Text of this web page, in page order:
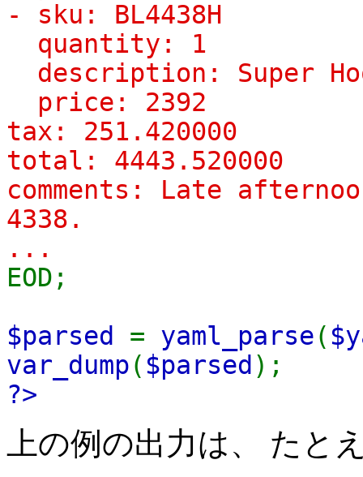
- sku: BL4438H
quantity: 1
description: Super
price: 2392
tax: 251.420000
total: 4443.520000
comments: Late
4338.
...
EOD;
$parsed = yaml_parse(
var_dump( $parsed );
?>
上の例の出力は、 たと